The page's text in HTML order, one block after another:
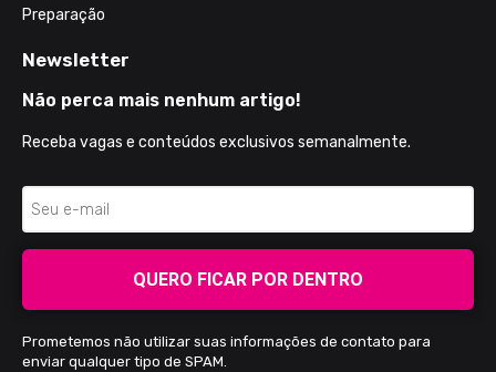
Preparação
Newsletter
Não perca mais nenhum artigo!
Receba vagas e conteúdos exclusivos semanalmente.
QUERO FICAR POR DENTRO
Prometemos não utilizar suas informações de contato para
enviar qualquer tipo de SPAM.